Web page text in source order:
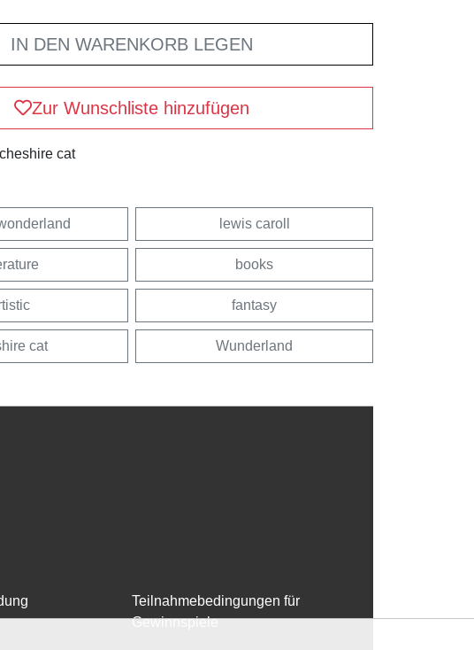
IN DEN WARENKORB LEGEN
Zur Wunschliste hinzufügen
cat
lewis caroll
books
fantasy
cat Wunderland
Teilnahmebedingungen für
Gewinnspiele